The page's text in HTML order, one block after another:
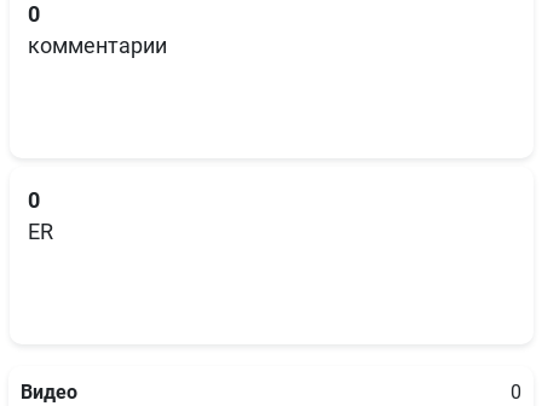
0
комментарии
0
ER
Видео
0